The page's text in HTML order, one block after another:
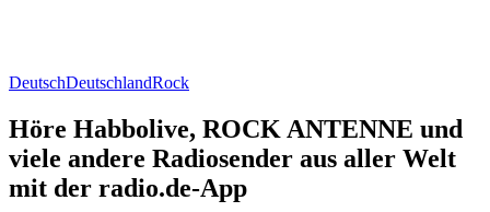
DeutschDeutschlandRock
Höre Habbolive, ROCK ANTENNE und
viele andere Radiosender aus aller Welt
mit der radio.de-App